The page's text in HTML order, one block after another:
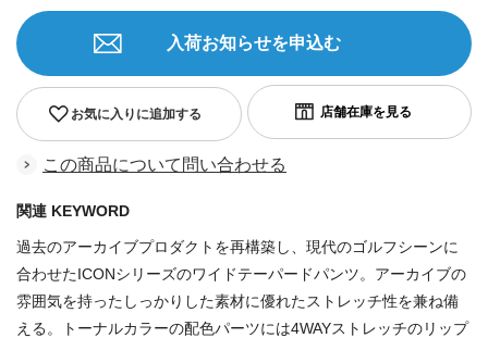
お気に入りに追加する
入荷お知らせを申込む
この商品について問い合わせる
関連 KEYWORD
過去のアーカイブプロダクトを再構築し、現代のゴルフシーンに
合わせたICONシリーズのワイドテーパードパンツ。アーカイブの
雰囲気を持ったしっかりした素材に優れたストレッチ性を兼ね備
える。トーナルカラーの配色パーツには4WAYストレッチのリップ